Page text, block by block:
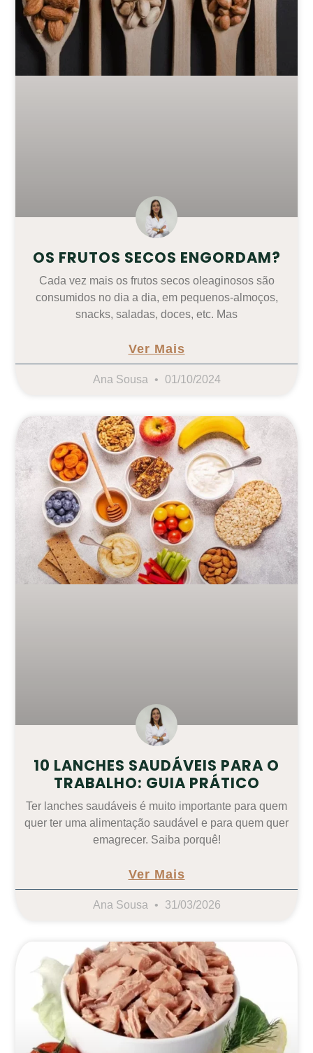
OS FRUTOS SECOS ENGORDAM?
Cada vez mais os frutos secos oleaginosos são
consumidos no dia a dia, em pequenos-almoços,
snacks, saladas, doces, etc. Mas
Ver Mais
Ana Sousa 01/10/2024
10 LANCHES SAUDÁVEIS PARA O
TRABALHO: GUIA PRÁTICO
Ter lanches saudáveis é muito importante para quem
quer ter uma alimentação saudável e para quem quer
emagrecer. Saiba porquê!
Ver Mais
Ana Sousa 31/03/2026